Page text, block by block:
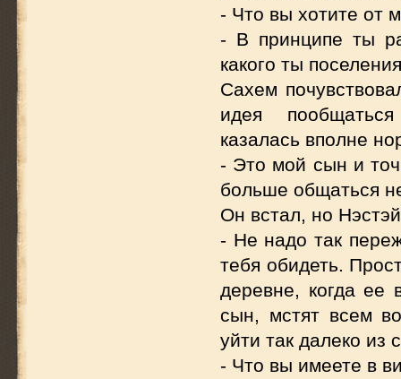
- Что вы хотите от
- В принципе ты
какого ты
Сахем
идея
казалась вполне
- Это мой сын и
больше общаться
Он встал, но
- Не надо так
тебя обидеть.
деревне, когда ее
сын, мстят всем
уйти так далеко
- Что вы имеете в